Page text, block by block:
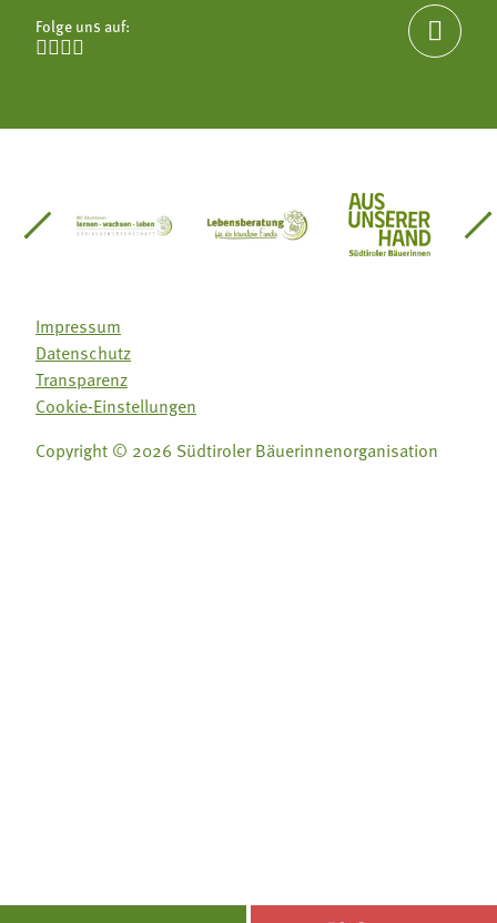
Folge uns auf:


Südtirol
Gärtnervereinigung
Sozialgenossenschaft Mit Bäuerinnen lernen -
Lebensberatung für dieAus unserer
Impressum
Datenschutz
Transparenz
Cookie-Einstellungen
Copyright © 2026 Südtiroler Bäuerinnenorganisation